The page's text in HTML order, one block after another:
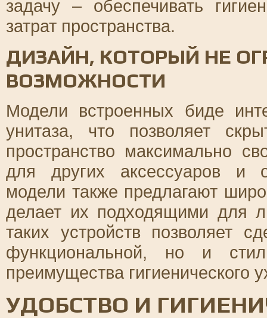
задачу – обеспечивать
затрат пространства.
ДИЗАЙН, КОТОРЫЙ НЕ
ВОЗМОЖНОСТИ
Модели встроенных биде
унитаза, что позволяет
пространство максимально
для других аксессуаров и
модели также предлагают
делает их подходящими для
таких устройств позволяет
функциональной, но и
преимущества гигиенического
УДОБСТВО И